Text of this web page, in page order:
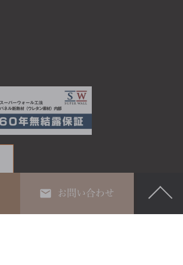
お問い合わせ